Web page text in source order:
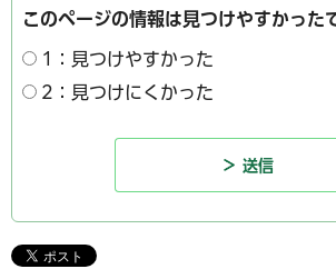
このページの情報は見つけやすかった
1：見つけやすかった
2：見つけにくかった